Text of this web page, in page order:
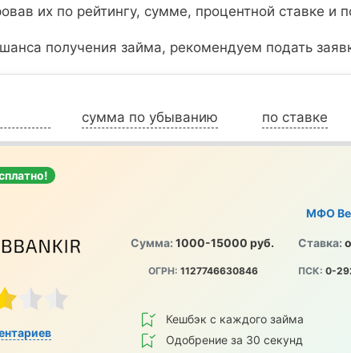
их по рейтингу, сумме, процентной ставке и
получения займа, рекомендуем подать
сумма по убыванию по ставке
МФО
Сумма: 1000-15000 руб. Ставка:
ОГРН: 1127746630846 ПСК: 0-
Кешбэк с каждого займа
Одобрение за 30 секунд